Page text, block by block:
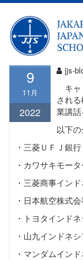
content
SMP1
9
11月
2022
jjs-
キャ
され
業講話
以下
・三菱ＵＦＪ銀行
・カワサキモー
・三菱商事イン
・日本航空株式
・トヨタインド
・山九インドネ
・マンダムイン